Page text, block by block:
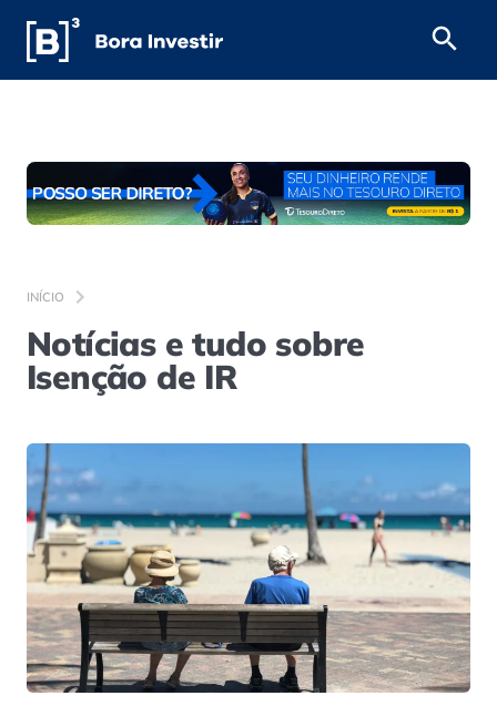
INÍCIO
Notícias e tudo sobre
Isenção de IR